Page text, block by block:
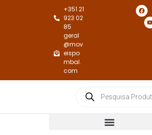
+351 21
923 02
85
geral
@mov
eispo
mbal.
com